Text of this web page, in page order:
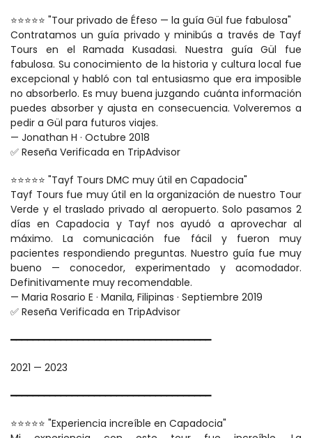
⭐⭐⭐⭐⭐ "Tour privado de Éfeso — la guía Gül fue fabulosa"
Contratamos un guía privado y minibús a través de Tayf
Tours en el Ramada Kusadasi. Nuestra guía Gül fue
fabulosa. Su conocimiento de la historia y cultura local fue
excepcional y habló con tal entusiasmo que era imposible
no absorberlo. Es muy buena juzgando cuánta información
puedes absorber y ajusta en consecuencia. Volveremos a
pedir a Gül para futuros viajes.
— Jonathan H · Octubre 2018
✅ Reseña Verificada en TripAdvisor
⭐⭐⭐⭐⭐ "Tayf Tours DMC muy útil en Capadocia"
Tayf Tours fue muy útil en la organización de nuestro Tour
Verde y el traslado privado al aeropuerto. Solo pasamos 2
días en Capadocia y Tayf nos ayudó a aprovechar al
máximo. La comunicación fue fácil y fueron muy
pacientes respondiendo preguntas. Nuestro guía fue muy
bueno — conocedor, experimentado y acomodador.
Definitivamente muy recomendable.
— Maria Rosario E · Manila, Filipinas · Septiembre 2019
✅ Reseña Verificada en TripAdvisor
━━━━━━━━━━━━━━━━━━━━━━━━━━━━━━━━━━━━
2021 — 2023
━━━━━━━━━━━━━━━━━━━━━━━━━━━━━━━━━━━━
⭐⭐⭐⭐⭐ "Experiencia increíble en Capadocia"